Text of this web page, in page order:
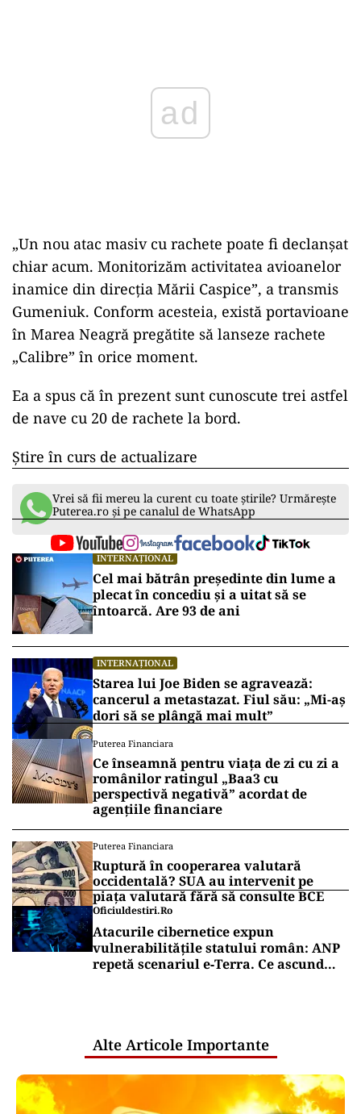
„Un nou atac masiv cu rachete poate fi declanșat
chiar acum. Monitorizăm activitatea avioanelor
inamice din direcția Mării Caspice”, a transmis
Gumeniuk. Conform acesteia, există portavioane
în Marea Neagră pregătite să lanseze rachete
„Calibre” în orice moment.
Ea a spus că în prezent sunt cunoscute trei astfel
de nave cu 20 de rachete la bord.
Știre în curs de actualizare
Vrei să fii mereu la curent cu toate știrile? Urmărește
Puterea.ro și pe canalul de WhatsApp
INTERNAȚIONAL
Cel mai bătrân președinte din lume a
plecat în concediu și a uitat să se
întoarcă. Are 93 de ani
INTERNAȚIONAL
Starea lui Joe Biden se agravează:
cancerul a metastazat. Fiul său: „Mi-aș
dori să se plângă mai mult”
Puterea Financiara
Ce înseamnă pentru viața de zi cu zi a
românilor ratingul „Baa3 cu
perspectivă negativă” acordat de
agențiile financiare
Puterea Financiara
Ruptură în cooperarea valutară
occidentală? SUA au intervenit pe
piața valutară fără să consulte BCE
Oficiuldestiri.ro
Atacurile cibernetice expun
vulnerabilitățile statului român: ANP
repetă scenariul e‑Terra. Ce ascund
Alte Articole Importante